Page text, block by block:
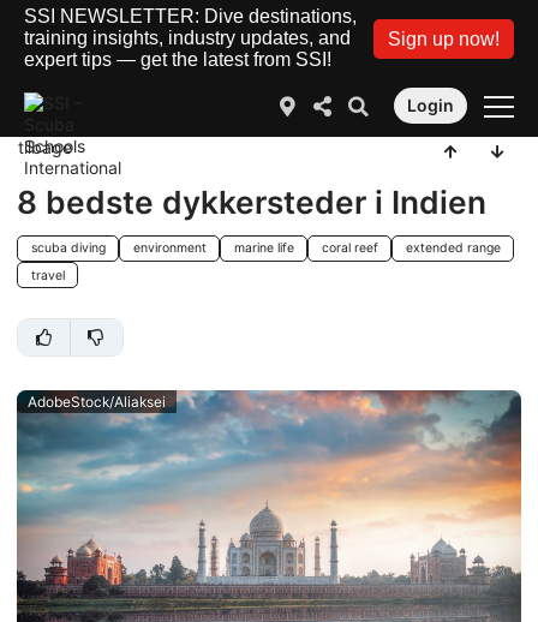
SSI NEWSLETTER: Dive destinations,
training insights, industry updates, and
expert tips — get the latest from SSI!
Sign up now!
Login
tilbage
8 bedste dykkersteder i Indien
scuba diving environment marine life coral reef
extended range
travel
AdobeStock/Aliaksei